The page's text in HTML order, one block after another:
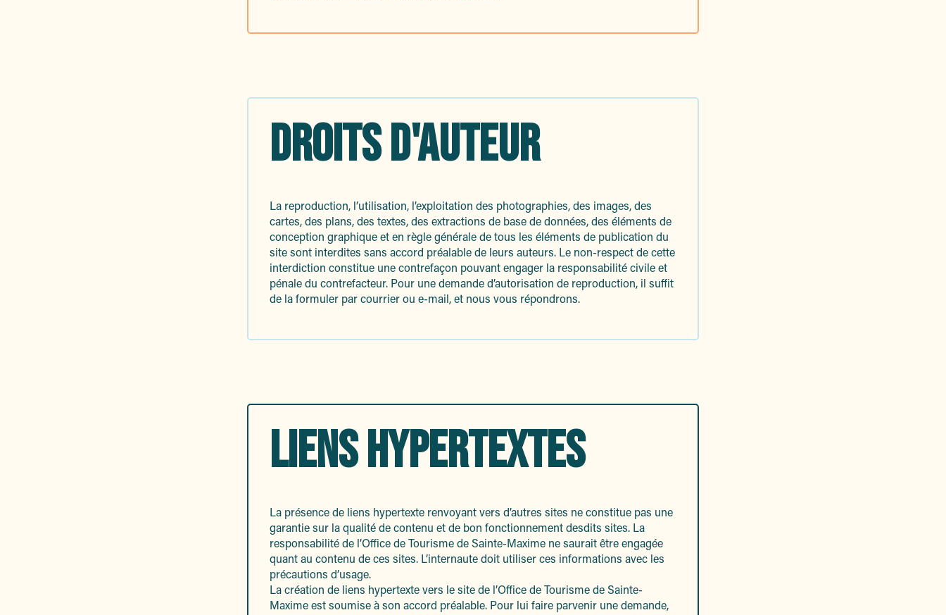
DROITS D'AUTEUR
La reproduction, l’utilisation, l’exploitation des photographies, des images, des
cartes, des plans, des textes, des extractions de base de données, des éléments de
conception graphique et en règle générale de tous les éléments de publication du
site sont interdites sans accord préalable de leurs auteurs. Le non-respect de cette
interdiction constitue une contrefaçon pouvant engager la responsabilité civile et
pénale du contrefacteur. Pour une demande d’autorisation de reproduction, il suffit
de la formuler par courrier ou e-mail, et nous vous répondrons.
LIENS HYPERTEXTES
La présence de liens hypertexte renvoyant vers d’autres sites ne constitue pas une
garantie sur la qualité de contenu et de bon fonctionnement desdits sites. La
responsabilité de l’Office de Tourisme de Sainte-Maxime ne saurait être engagée
quant au contenu de ces sites. L’internaute doit utiliser ces informations avec les
précautions d’usage.
La création de liens hypertexte vers le site de l’Office de Tourisme de Sainte-
Maxime est soumise à son accord préalable. Pour lui faire parvenir une demande,